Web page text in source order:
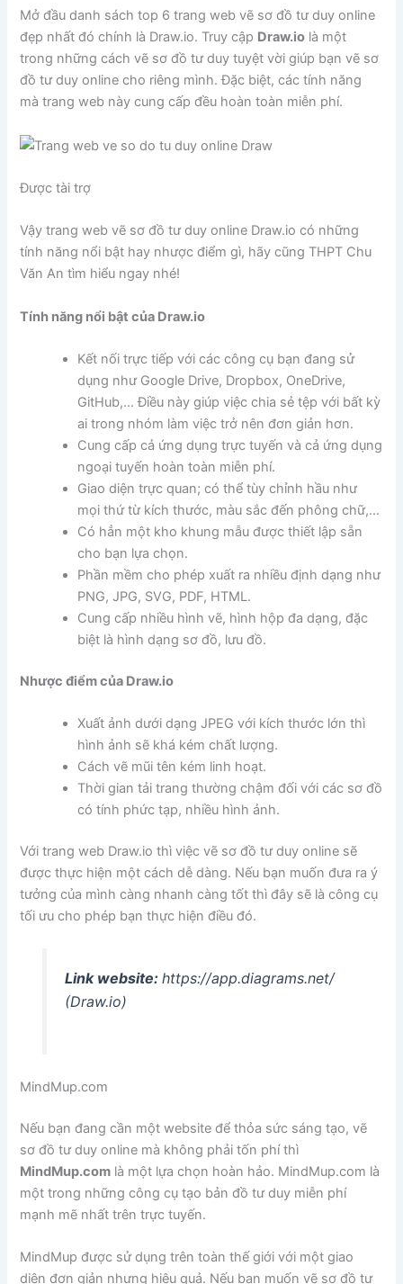
Mở đầu danh sách top 6 trang web vẽ sơ đồ tư duy online
đẹp nhất đó chính là Draw.io. Truy cập Draw.io là một
trong những cách vẽ sơ đồ tư duy tuyệt vời giúp bạn vẽ sơ
đồ tư duy online cho riêng mình. Đặc biệt, các tính năng
mà trang web này cung cấp đều hoàn toàn miễn phí.
Được tài trợ
Vậy trang web vẽ sơ đồ tư duy online Draw.io có những
tính năng nổi bật hay nhược điểm gì, hãy cũng THPT Chu
Văn An tìm hiểu ngay nhé!
Tính năng nổi bật của Draw.io
Kết nối trực tiếp với các công cụ bạn đang sử
dụng như Google Drive, Dropbox, OneDrive,
GitHub,… Điều này giúp việc chia sẻ tệp với bất kỳ
ai trong nhóm làm việc trở nên đơn giản hơn.
Cung cấp cả ứng dụng trực tuyến và cả ứng dụng
ngoại tuyến hoàn toàn miễn phí.
Giao diện trực quan; có thể tùy chỉnh hầu như
mọi thứ từ kích thước, màu sắc đến phông chữ,…
Có hẳn một kho khung mẫu được thiết lập sẵn
cho bạn lựa chọn.
Phần mềm cho phép xuất ra nhiều định dạng như
PNG, JPG, SVG, PDF, HTML.
Cung cấp nhiều hình vẽ, hình hộp đa dạng, đặc
biệt là hình dạng sơ đồ, lưu đồ.
Nhược điểm của Draw.io
Xuất ảnh dưới dạng JPEG với kích thước lớn thì
hình ảnh sẽ khá kém chất lượng.
Cách vẽ mũi tên kém linh hoạt.
Thời gian tải trang thường chậm đối với các sơ đồ
có tính phức tạp, nhiều hình ảnh.
Với trang web Draw.io thì việc vẽ sơ đồ tư duy online sẽ
được thực hiện một cách dễ dàng. Nếu bạn muốn đưa ra ý
tưởng của mình càng nhanh càng tốt thì đây sẽ là công cụ
tối ưu cho phép bạn thực hiện điều đó.
Link website: https://app.diagrams.net/
(Draw.io)
MindMup.com
Nếu bạn đang cần một website để thỏa sức sáng tạo, vẽ
sơ đồ tư duy online mà không phải tốn phí thì
MindMup.com là một lựa chọn hoàn hảo. MindMup.com là
một trong những công cụ tạo bản đồ tư duy miễn phí
mạnh mẽ nhất trên trực tuyến.
MindMup được sử dụng trên toàn thế giới với một giao
diện đơn giản nhưng hiệu quả. Nếu bạn muốn vẽ sơ đồ tư